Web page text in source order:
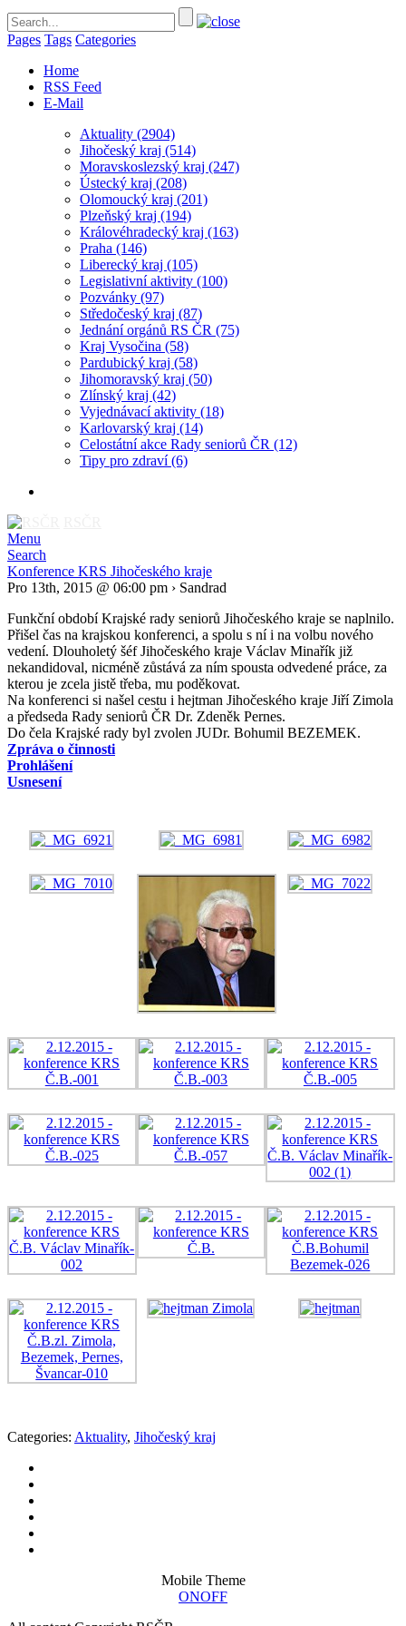
Pages Tags Categories
Home
RSS Feed
E-Mail
Aktuality (2904)
Jihočeský kraj (514)
Moravskoslezský kraj (247)
Ústecký kraj (208)
Olomoucký kraj (201)
Plzeňský kraj (194)
Královéhradecký kraj (163)
Praha (146)
Liberecký kraj (105)
Legislativní aktivity (100)
Pozvánky (97)
Středočeský kraj (87)
Jednání orgánů RS ČR (75)
Kraj Vysočina (58)
Pardubický kraj (58)
Jihomoravský kraj (50)
Zlínský kraj (42)
Vyjednávací aktivity (18)
Karlovarský kraj (14)
Celostátní akce Rady seniorů ČR (12)
Tipy pro zdraví(6)
Menu
Search
Konference KRS Jihočeského kraje
Pro 13th, 2015 @ 06:00 pm › Sandrad
Funkční období Krajské rady seniorů Jihočeského kraje se naplnilo.
Přišel čas na krajskou konferenci, a spolu s ní i na volbu nového
vedení. Dlouholetý šéf Jihočeského kraje Václav Minařík již
nekandidoval, nicméně zůstává za ním spousta odvedené práce, za
kterou je zcela jistě třeba, mu poděkovat.
Na konferenci si našel cestu i hejtman Jihočeského kraje Jiří Zimola
a předseda Rady seniorů ČR Dr. Zdeněk Pernes.
Do čela Krajské rady byl zvolen JUDr. Bohumil BEZEMEK.
Zpráva o činnosti
Prohlášení
Usnesení
Categories: Aktuality, Jihočeský kraj
Mobile Theme
ONOFF